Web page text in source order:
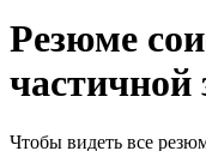
Резюме
частичной
Чтобы видеть все